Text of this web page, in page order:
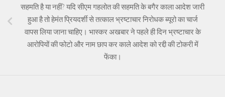
सहमति है या नहीं? यदि सीएम गहलोत की सहमति के बगैर काला आदेश जारी
हुआ है तो हेमंत प्रियदर्शी से तत्काल भ्रष्टाचार निरोधक ब्यूरो का चार्ज
वापस लिया जाना चाहिए। भास्कर अखबार ने पहले ही दिन भ्रष्टाचार के
आरोपियों की फोटो और नाम छाप कर काले आदेश को रद्दी की टोकरी में
फेंका।